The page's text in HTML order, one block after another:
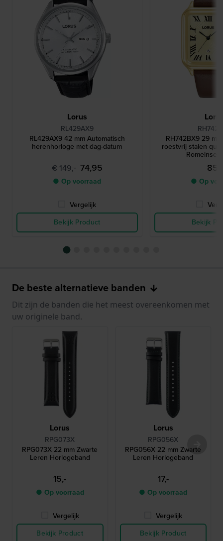
Lorus
RL429AX9
RL429AX9 42 mm Automatisch
herenhorloge met dag-datum
€ 149,- 74,95
● Op voorraad
Vergelijk
Bekijk Product
RH742BX9 29
roestvrij stalen
Romeinse
85,-
● Op
Bekijk
De beste alternatieve banden
Dit zijn de banden die het meest overeenkomen met
uw originele band.
Lorus
RPG073X
RPG073X 22 mm Zwarte
Leren Horlogeband
15,-
● Op voorraad
Vergelijk
Bekijk Product
Lorus
RPG056X
RPG056X 22 mm Zwarte
Leren Horlogeband
17,-
● Op voorraad
Vergelijk
Bekijk Product